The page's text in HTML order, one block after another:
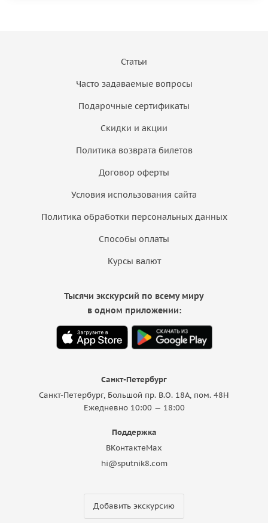
Статьи
Часто задаваемые вопросы
Подарочные сертификаты
Скидки и акции
Политика возврата билетов
Договор оферты
Условия использования сайта
Политика обработки персональных данных
Способы оплаты
Курсы валют
Санкт-Петербург
Санкт-Петербург, Большой пр. В.О. 18A, пом. 48Н
Ежедневно 10:00 — 18:00
Поддержка
ВКонтактеMax
hi@sputnik8.com
Добавить экскурсию
Тысячи экскурсий по всему миру
в одном приложении: